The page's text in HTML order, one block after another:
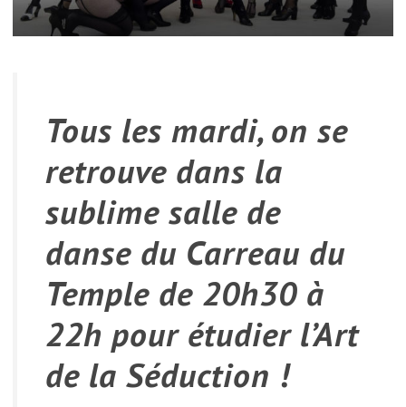
Tous les mardi, on se
retrouve dans la
sublime salle de
danse du Carreau du
Temple de 20h30 à
22h pour étudier l’Art
de la Séduction !